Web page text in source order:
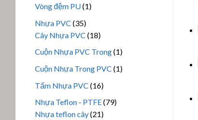
Vòng đệm PU 11
Nhựa PVC 3535
sản
Cây Nhựa PVC 1818
phẩm
Cuộn Nhựa PVC Trong 11
phẩm
Cuộn Nhựa Trong PVC 11
Tấm Nhựa PVC 1616
phẩm
Nhựa Teflon - PTFE 7979
Nhựa teflon cây 2121